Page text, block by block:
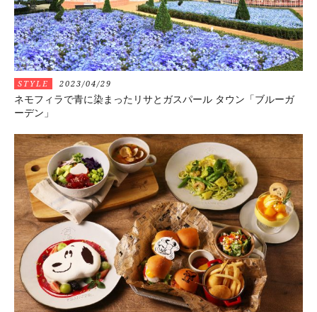
STYLE 2023/04/29
ネモフィラで青に染まったリサとガスパール タウン「ブルーガ
ーデン」